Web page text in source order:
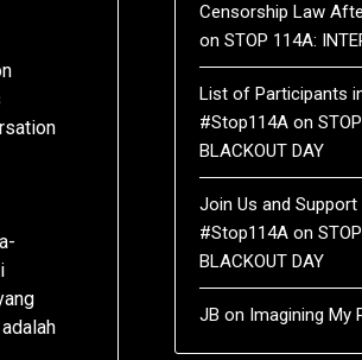
Censorship Law
on STOP 114A:
List of Participants
#Stop114Aon
BLACKOUT DAY
Join Us and
#Stop114Aon
BLACKOUT DAY
JB on Imagining My